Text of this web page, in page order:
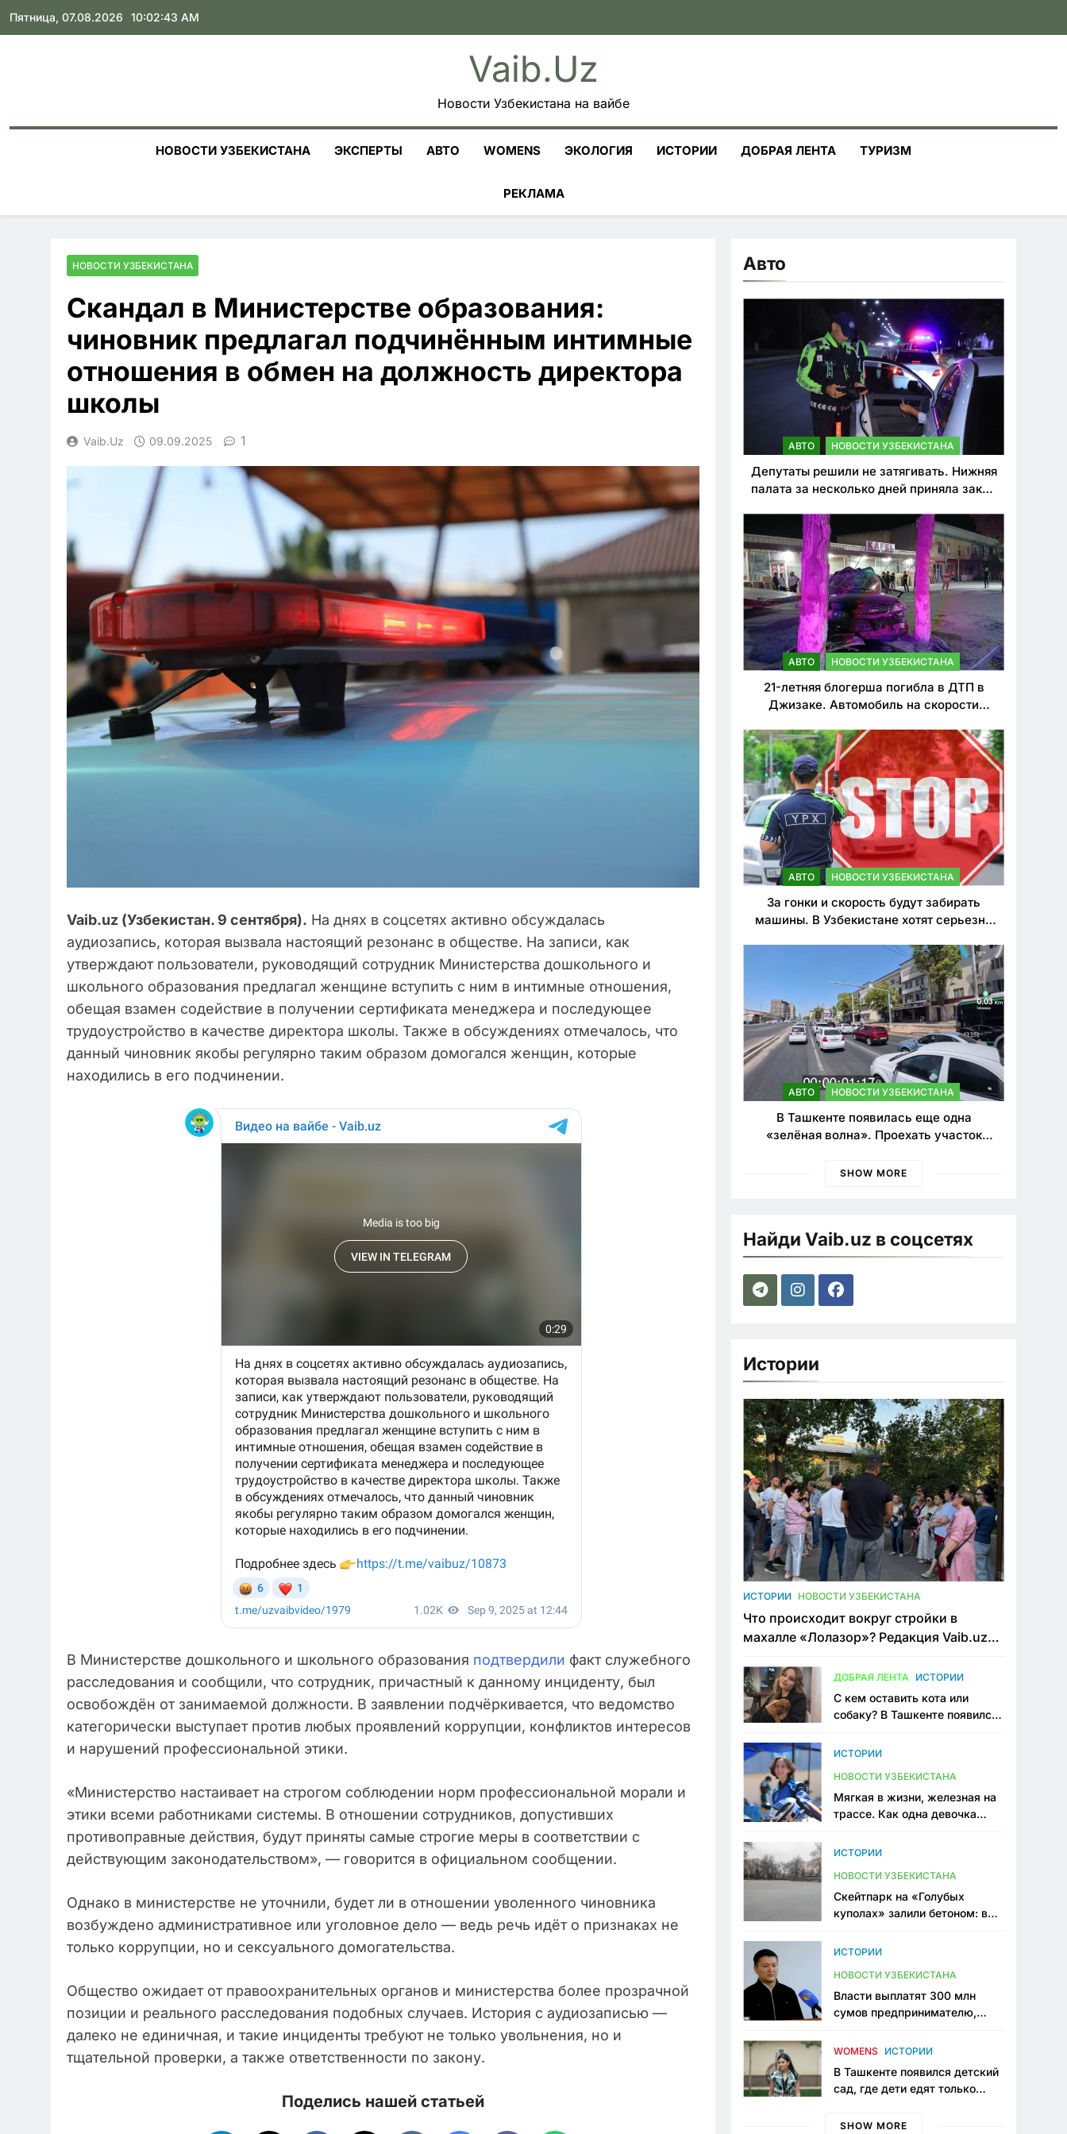
Skip
Пятница, 07.08.2026 10:02:44 AM
Vaib.uz
Новости Узбекистана на вайбе
НОВОСТИ УЗБЕКИСТАНА ЭКСПЕРТЫ АВТО WOMENS ЭКОЛОГИЯ ИСТОРИИ ДОБРАЯ ЛЕНТА ТУРИЗМ
РЕКЛАМА
НОВОСТИ УЗБЕКИСТАНА
Скандал в Министерстве образования:
чиновник предлагал подчинённым интимные
отношения в обмен на должность директора
школы
Vaib.uz 09.09.2025 1
Vaib.uz (Узбекистан. 9 сентября). На днях в соцсетях активно обсуждалась
аудиозапись, которая вызвала настоящий резонанс в обществе. На записи, как
утверждают пользователи, руководящий сотрудник Министерства дошкольного и
школьного образования предлагал женщине вступить с ним в интимные отношения,
обещая взамен содействие в получении сертификата менеджера и последующее
трудоустройство в качестве директора школы. Также в обсуждениях отмечалось, что
данный чиновник якобы регулярно таким образом домогался женщин, которые
находились в его подчинении.
В Министерстве дошкольного и школьного образования подтвердили факт служебного
расследования и сообщили, что сотрудник, причастный к данному инциденту, был
освобождён от занимаемой должности. В заявлении подчёркивается, что ведомство
категорически выступает против любых проявлений коррупции, конфликтов интересов
и нарушений профессиональной этики.
«Министерство настаивает на строгом соблюдении норм профессиональной морали и
этики всеми работниками системы. В отношении сотрудников, допустивших
противоправные действия, будут приняты самые строгие меры в соответствии с
действующим законодательством», — говорится в официальном сообщении.
Однако в министерстве не уточнили, будет ли в отношении уволенного чиновника
возбуждено административное или уголовное дело — ведь речь идёт о признаках не
только коррупции, но и сексуального домогательства.
Общество ожидает от правоохранительных органов и министерства более прозрачной
позиции и реального расследования подобных случаев. История с аудиозаписью —
далеко не единичная, и такие инциденты требуют не только увольнения, но и
тщательной проверки, а также ответственности по закону.
Поделись нашей статьей
Авто
АВТО НОВОСТИ УЗБЕКИСТАНА
Депутаты решили не затягивать. Нижняя
палата за несколько дней приняла закон
нарушителей ПДД
АВТО НОВОСТИ УЗБЕКИСТАНА
21-летняя блогерша погибла в ДТП в
Джизаке. Автомобиль на скорости
АВТО НОВОСТИ УЗБЕКИСТАНА
За гонки и скорость будут забирать
машины. В Узбекистане хотят серьезно
АВТО НОВОСТИ УЗБЕКИСТАНА
В Ташкенте появилась еще одна
«зелёная волна». Проехать участок
SHOW MORE
Найди Vaib.uz в соцсетях
Истории
ИСТОРИИ НОВОСТИ УЗБЕКИСТАНА
Что происходит вокруг стройки в
махалле «Лолазор»? Редакция Vaib.uz
конфликта
ДОБРАЯ ЛЕНТА ИСТОРИИ
С кем оставить кота или
собаку? В Ташкенте появился
ИСТОРИИ
НОВОСТИ УЗБЕКИСТАНА
Мягкая в жизни, железная на
трассе. Как одна девочка
Узбекистане
ИСТОРИИ
НОВОСТИ УЗБЕКИСТАНА
Скейтпарк на «Голубых
куполах» залили бетоном: в
одно общественное
ИСТОРИИ
НОВОСТИ УЗБЕКИСТАНА
Власти выплатят 300 млн
сумов предпринимателю,
тюрьме по незаконному
WOMENS ИСТОРИИ
В Ташкенте появился детский
сад, где дети едят только
мама, которая устала просить
SHOW MORE